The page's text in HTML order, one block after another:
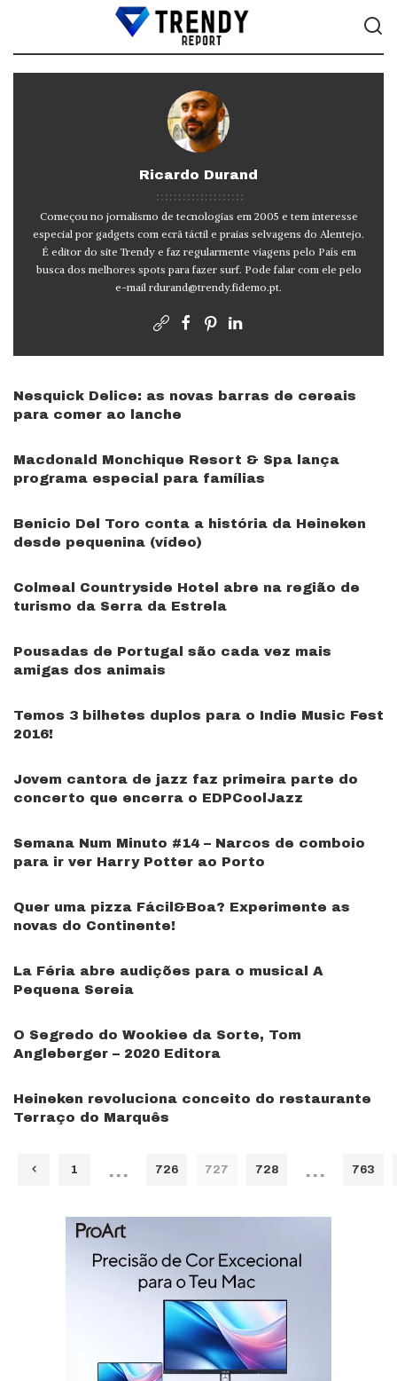
Ricardo Durand
Começou no jornalismo de tecnologias em 2005 e tem interesse
especial por gadgets com ecrã táctil e praias selvagens do Alentejo.
É editor do site Trendy e faz regularmente viagens pelo País em
busca dos melhores spots para fazer surf. Pode falar com ele pelo
e-mail rdurand@trendy.fidemo.pt.
Nesquick Delice: as novas barras de cereais
para comer ao lanche
Macdonald Monchique Resort & Spa lança
programa especial para famílias
Benicio Del Toro conta a história da Heineken
desde pequenina (vídeo)
Colmeal Countryside Hotel abre na região de
turismo da Serra da Estrela
Pousadas de Portugal são cada vez mais
amigas dos animais
Temos 3 bilhetes duplos para o Indie Music Fest
2016!
Jovem cantora de jazz faz primeira parte do
concerto que encerra o EDPCoolJazz
Semana Num Minuto #14 – Narcos de comboio
para ir ver Harry Potter ao Porto
Quer uma pizza Fácil&Boa? Experimente as
novas do Continente!
La Féria abre audições para o musical A
Pequena Sereia
O Segredo do Wookiee da Sorte, ​Tom
Angleberger – 2020 Editora
Heineken revoluciona conceito do restaurante
Terraço do Marquês
1 … 726 727 728 … 763